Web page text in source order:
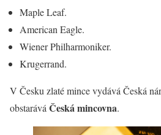
Maple Leaf.
American Eagle.
Wiener Philharmoniker.
Krugerrand.
V Česku zlaté mince vydává Česká
obstarává Česká mincovna.